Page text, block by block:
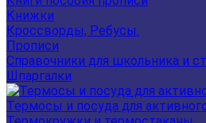
Книжки
Кроссворды, Ребусы.
Прописи
Справочники для школьника и
Шпаргалки
Термосы и посуда для